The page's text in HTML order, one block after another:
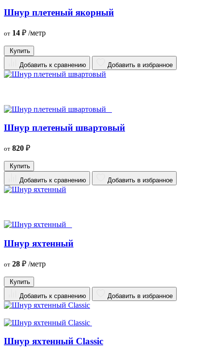
Шнур плетеный якорный
от 14 ₽ /метр
Купить
Добавить к сравнению
Добавить в избранное
Шнур плетеный швартовый
от 820 ₽
Купить
Добавить к сравнению
Добавить в избранное
Шнур яхтенный
от 28 ₽ /метр
Купить
Добавить к сравнению
Добавить в избранное
Шнур яхтенный Classic